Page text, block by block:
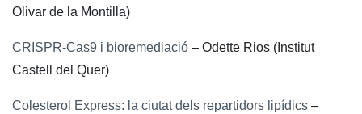
Olivar de la Montilla)
CRISPR-Cas9 i bioremediació – Odette Rios (Institut
Castell del Quer)
Colesterol Express: la ciutat dels repartidors lipídics –